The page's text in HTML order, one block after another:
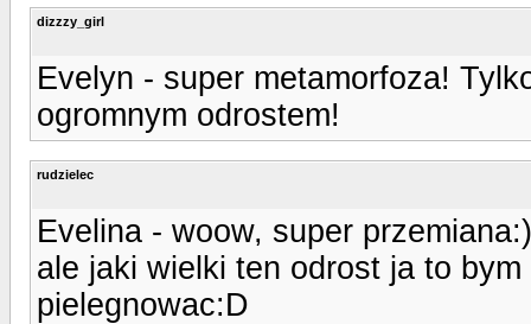
dizzzy_girl
Evelyn - super metamorfoza!
ogromnym odrostem!
rudzielec
Evelina - woow, super przemiana:)
ale jaki wielki ten odrost ja to
pielegnowac:D